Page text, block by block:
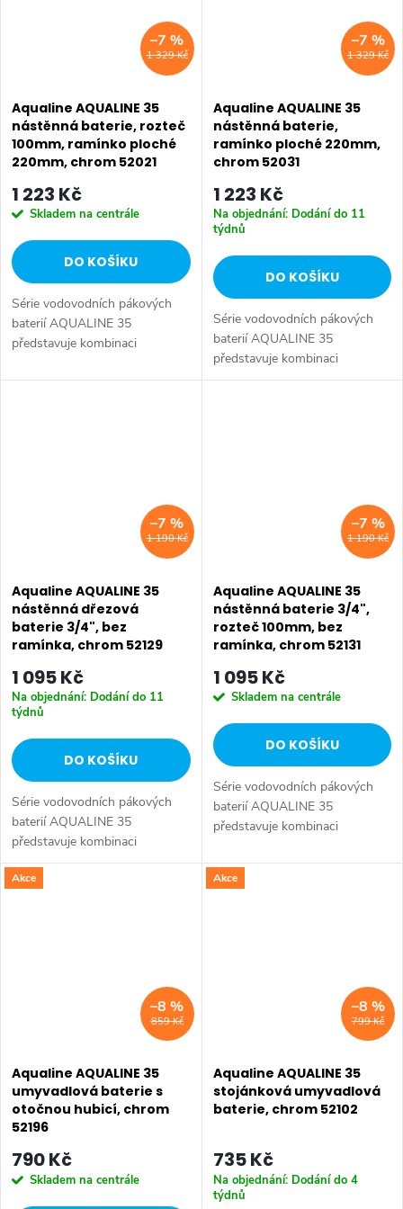
1 329 Kč
–7 %
Aqualine AQUALINE 35
nástěnná baterie, rozteč
100mm, ramínko ploché
220mm, chrom 52021
1 223 Kč
Skladem na centrále
DO KOŠÍKU
Série vodovodních pákových
baterií AQUALINE 35
představuje kombinaci
designu a kvality provedení za
1 329 Kč
–7 %
Aqualine AQUALINE 35
nástěnná baterie,
ramínko ploché 220mm,
chrom 52031
1 223 Kč
Na objednání: Dodání do 11
týdnů
DO KOŠÍKU
Série vodovodních pákových
baterií AQUALINE 35
představuje kombinaci
tradičního jednoduchého
1 190 Kč
–7 %
Aqualine AQUALINE 35
nástěnná dřezová
baterie 3/4", bez
ramínka, chrom 52129
1 095 Kč
Na objednání: Dodání do 11
týdnů
DO KOŠÍKU
Série vodovodních pákových
baterií AQUALINE 35
představuje kombinaci
tradičního jednoduchého
designu a kvality provedení za
1 190 Kč
–7 %
Aqualine AQUALINE 35
nástěnná baterie 3/4",
rozteč 100mm, bez
ramínka, chrom 52131
1 095 Kč
Skladem na centrále
DO KOŠÍKU
Série vodovodních pákových
baterií AQUALINE 35
představuje kombinaci
designu a kvality provedení za
příznivou cenu. Série:
Akce
859 Kč
–8 %
Aqualine AQUALINE 35
umyvadlová baterie s
otočnou hubicí, chrom
52196
790 Kč
Skladem na centrále
Akce
799 Kč
–8 %
Aqualine AQUALINE 35
stojánková umyvadlová
baterie, chrom 52102
735 Kč
Na objednání: Dodání do 4
týdnů